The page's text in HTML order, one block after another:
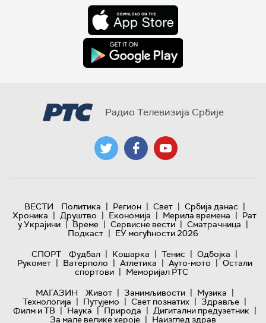
Радио Телевизија Србије
ВЕСТИ Политика | Регион | Свет | Србија данас |
Хроника | Друштво | Економија | Мерила времена | Рат
у Украјини | Време | Сервисне вести | Сматрачница |
Подкаст | ЕУ могућности 2026
СПОРТ
Фудбал | Кошарка | Тенис | Одбојка |
Рукомет | Ватерполо | Атлетика | Ауто-мото | Остали
спортови | Меморијал РТС
МАГАЗИН
Живот | Занимљивости | Музика |
Технологијa | Путујемо | Свет познатих | Здравље |
Филм и ТВ | Наука | Природа | Дигитални предузетник |
За мале велике хероје | Наизглед здрав